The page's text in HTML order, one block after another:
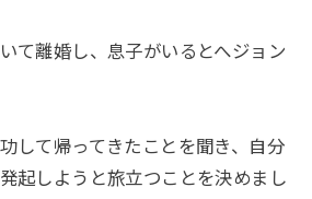
て離婚し、息子がいるとへジョン
して帰ってきたことを聞き、自分
起しようと旅立つことを決めまし